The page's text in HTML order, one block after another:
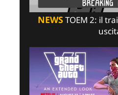
NEWSTOEM 2: il